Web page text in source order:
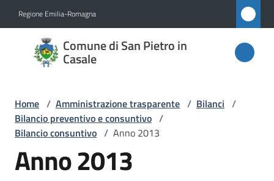
Regione Emilia-Romagna
Comune di San Pietro in
Casale
Comune
di San
in
Casale
Amministrazione
Home / Amministrazione trasparente / Bilanci /
Bilancio preventivo e consuntivo /
Bilancio consuntivo / Anno 2013
Anno 2013